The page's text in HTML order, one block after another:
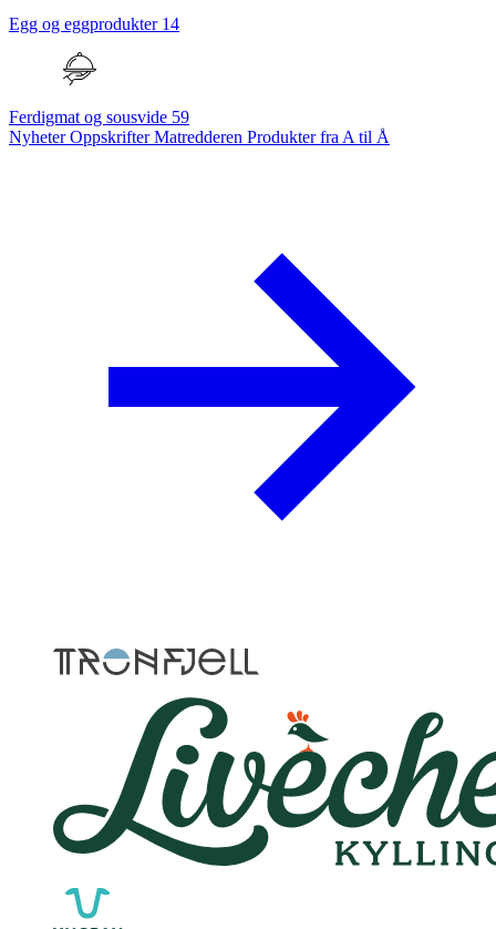
Egg og eggprodukter 14
Ferdigmat og sousvide 59
NyheterOppskrifterMatredderen Produkter fra A til Å